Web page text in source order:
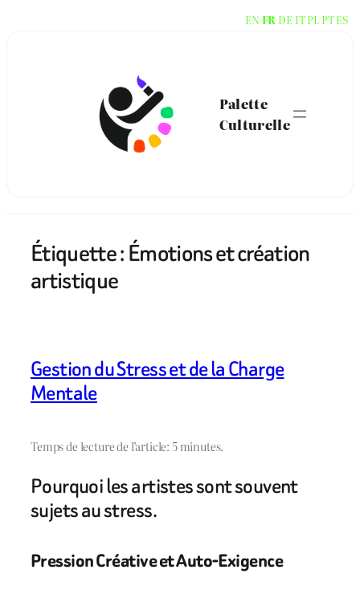
Palette
Culturelle
Étiquette :Émotions et création
artistique
Gestion du Stress et de la Charge
Mentale
Temps de lecture de l’article: 5 minutes.
Pourquoi les artistes sont souvent
sujets au stress.
Pression Créative et Auto-Exigence
EN FR DE ITPL PTES